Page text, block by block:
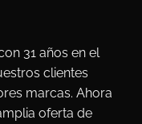
31 años en el
clientes
marcas. Ahora
oferta de